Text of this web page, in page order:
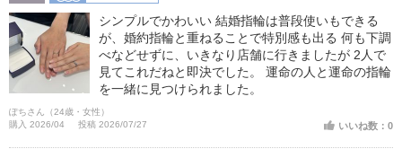
シンプルでかわいい 結婚指輪は普段使いもできる
が、婚約指輪と重ねることで特別感も出る 何も下調
べなどせずに、いきなり店舗に行きましたが 2人で
見てこれだねと即決でした。 運命の人と運命の指輪
を一緒に見つけられました。
ぽちさん（24歳・女性）
購入 2026/04
投稿 2026/07/27 いいね数：0